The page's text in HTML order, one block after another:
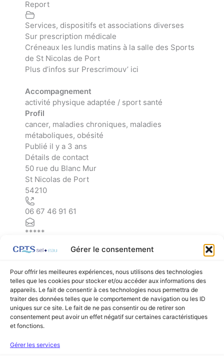
Gérer le consentement
Pour offrir les meilleures expériences, nous utilisons des technologies
telles que les cookies pour stocker et/ou accéder aux informations des
appareils. Le fait de consentir à ces technologies nous permettra de
traiter des données telles que le comportement de navigation ou les ID
uniques sur ce site. Le fait de ne pas consentir ou de retirer son
consentement peut avoir un effet négatif sur certaines caractéristiques
et fonctions.
Gérer les services
Report
Services, dispositifs et associations diverses
Sur prescription médicale
Créneaux les lundis matins à la salle des Sports
de St Nicolas de Port
Plus d’infos sur Prescrimouv’ ici
Accompagnement
activité physique adaptée / sport santé
Profil
cancer, maladies chroniques, maladies
métaboliques, obésité
Publié il y a 3 ans
Détails de contact
+
−
50 rue du Blanc Mur
St Nicolas de Port
54210
06 67 46 91 61
*****
Listing précédent Listing suivant